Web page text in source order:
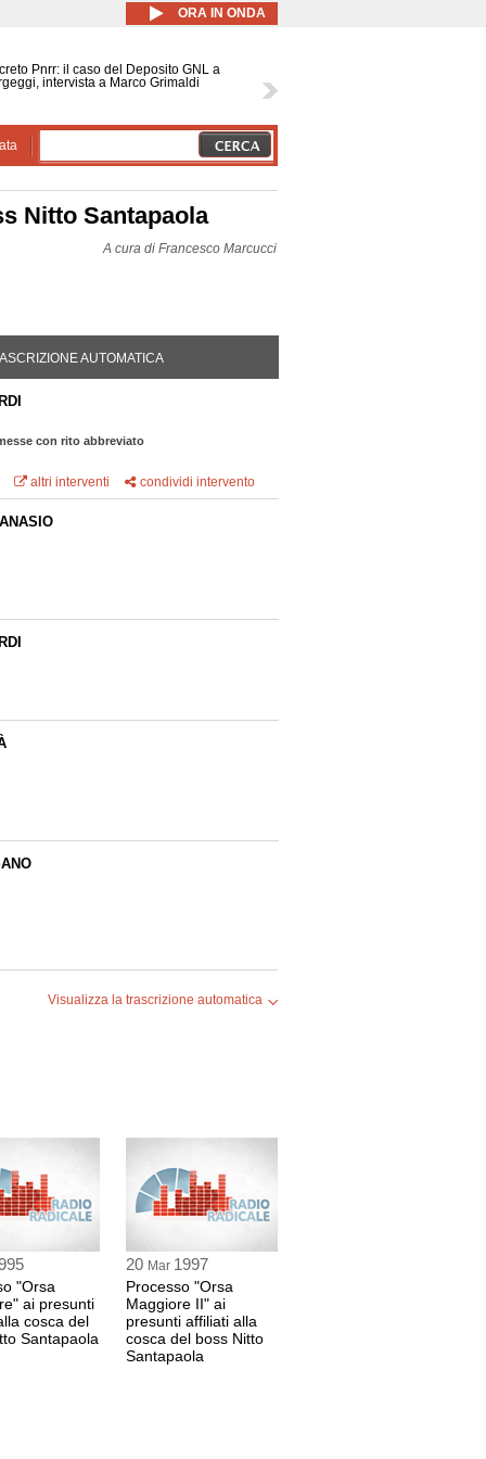
ORA IN ONDA
Pnrr: il caso del Deposito GNL a
intervista a Marco Grimaldi
Nitto Santapaola
A cura di Francesco Marcucci
ATTIVA)AUTOMATICA
con rito abbreviato
altri interventi
condividi intervento
Visualizza la trascrizione automatica
"Orsa
ai presunti
cosca del
Santapaola
20 Mar 1997
Processo "Orsa
Maggiore II" ai
presunti affiliati alla
cosca del boss Nitto
Santapaola